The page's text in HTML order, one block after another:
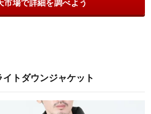
市場で詳細を調べよう
トダウンジャケット